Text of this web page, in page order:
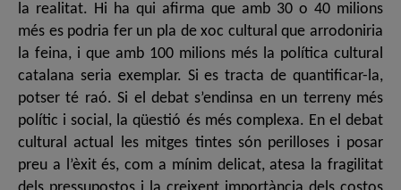
la realitat. Hi ha qui afirma que amb 30 o 40 milions
més es podria fer un pla de xoc cultural que arrodoniria
la feina, i que amb 100 milions més la política cultural
catalana seria exemplar. Si es tracta de quantificar-la,
potser té raó. Si el debat s’endinsa en un terreny més
polític i social, la qüestió és més complexa. En el debat
cultural actual les mitges tintes són perilloses i posar
preu a l’èxit és, com a mínim delicat, atesa la fragilitat